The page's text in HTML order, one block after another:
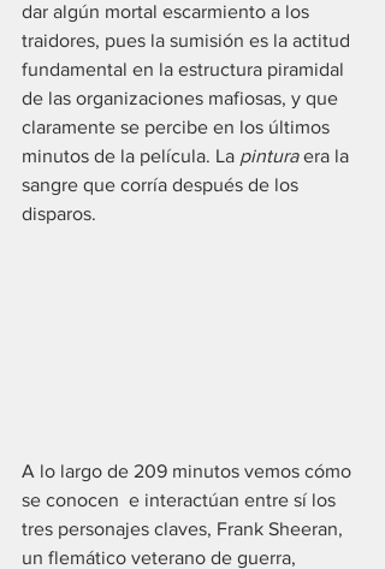
dar algún mortal escarmiento a los
traidores, pues la sumisión es la actitud
fundamental en la estructura piramidal
de las organizaciones mafiosas, y que
claramente se percibe en los últimos
minutos de la película. La pintura era la
sangre que corría después de los
disparos.
A lo largo de 209 minutos vemos cómo
se conocen  e interactúan entre sí los
tres personajes claves, Frank Sheeran,
un flemático veterano de guerra,